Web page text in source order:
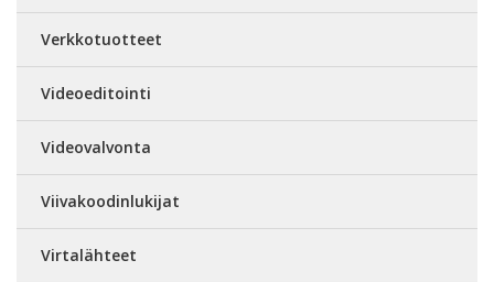
Verkkotuotteet
Videoeditointi
Videovalvonta
Viivakoodinlukijat
Virtalähteet